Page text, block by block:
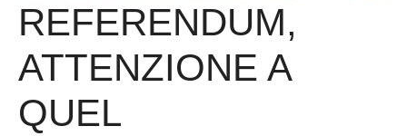
REFERENDUM,
ATTENZIONE A
QUEL